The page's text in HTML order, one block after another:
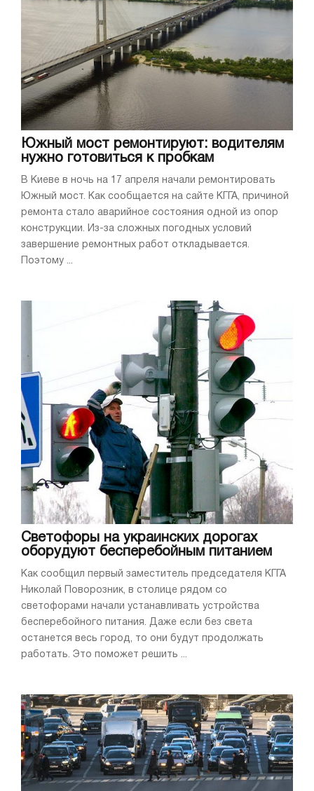
Южный мост ремонтируют: водителям
нужно готовиться к пробкам
В Киеве в ночь на 17 апреля начали ремонтировать
Южный мост. Как сообщается на сайте КГГА, причиной
ремонта стало аварийное состояния одной из опор
конструкции. Из-за сложных погодных условий
завершение ремонтных работ откладывается.
Поэтому ...
Светофоры на украинских дорогах
оборудуют бесперебойным питанием
Как сообщил первый заместитель председателя КГГА
Николай Поворозник, в столице рядом со
светофорами начали устанавливать устройства
бесперебойного питания. Даже если без света
останется весь город, то они будут продолжать
работать. Это поможет решить ...